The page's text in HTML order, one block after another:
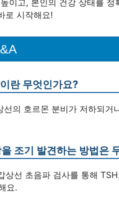
이고, 본인의 건강 상태를
로 시작해요!
란 무엇인가요?
선의 호르몬 분비가 저하되거
조기 발견하는 방법은
상선 초음파 검사를 통해
요.